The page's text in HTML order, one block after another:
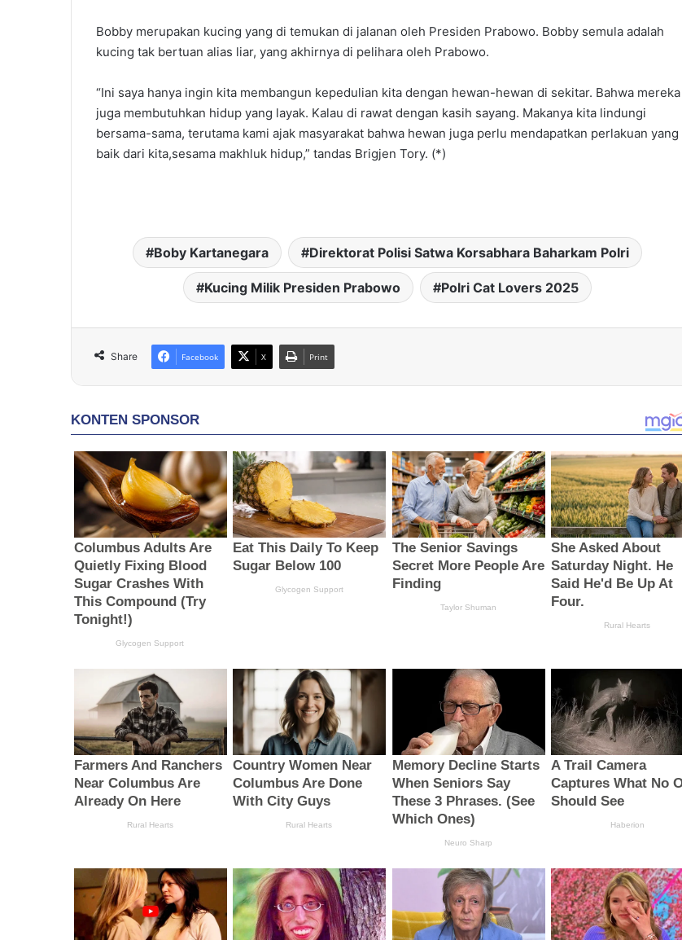
Bobby merupakan kucing yang di temukan di jalanan oleh Presiden Prabowo. Bobby semula adalah
kucing tak bertuan alias liar, yang akhirnya di pelihara oleh Prabowo.
“Ini saya hanya ingin kita membangun kepedulian kita dengan hewan-hewan di sekitar. Bahwa mereka
juga membutuhkan hidup yang layak. Kalau di rawat dengan kasih sayang. Makanya kita lindungi
bersama-sama, terutama kami ajak masyarakat bahwa hewan juga perlu mendapatkan perlakuan yang
baik dari kita,sesama makhluk hidup,” tandas Brigjen Tory. (*)
Boby Kartanegara Direktorat Polisi Satwa Korsabhara Baharkam Polri
Kucing Milik Presiden Prabowo Polri Cat Lovers 2025
Share Facebook X Print